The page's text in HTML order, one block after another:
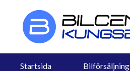
Startsida Bilförsäljning